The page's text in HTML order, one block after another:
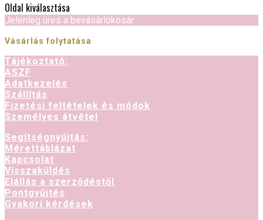
Oldal kiválasztása
Jelenleg üres a bevásárlókosár.
Vásárlás folytatása
Tájékoztató:
ASZF
Adatkezelés
Szállítás
Fizetési feltételek és módok
Személyes átvétel
Segítségnyújtás:
Mérettáblázat
Kapcsolat
Visszaküldés
Elállás a szerződéstől
Pontgyűjtés
Gyakori kérdések